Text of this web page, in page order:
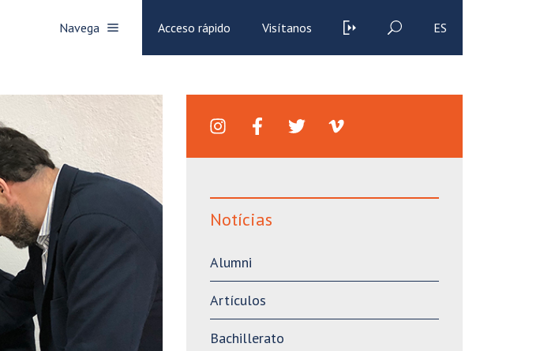
Navega Acceso rápido Visítanos ES
Notícias
Alumni
Artículos
Bachillerato